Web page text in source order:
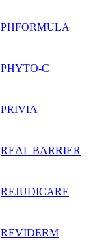
PHFORMULA
PHYTO-C
PRIVIA
REAL BARRIER
REJUDICARE
REVIDERM